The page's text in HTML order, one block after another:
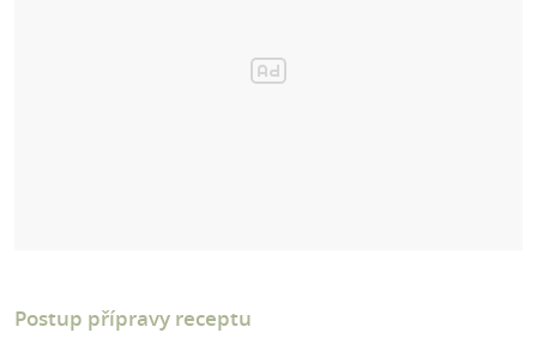
Postup přípravy receptu